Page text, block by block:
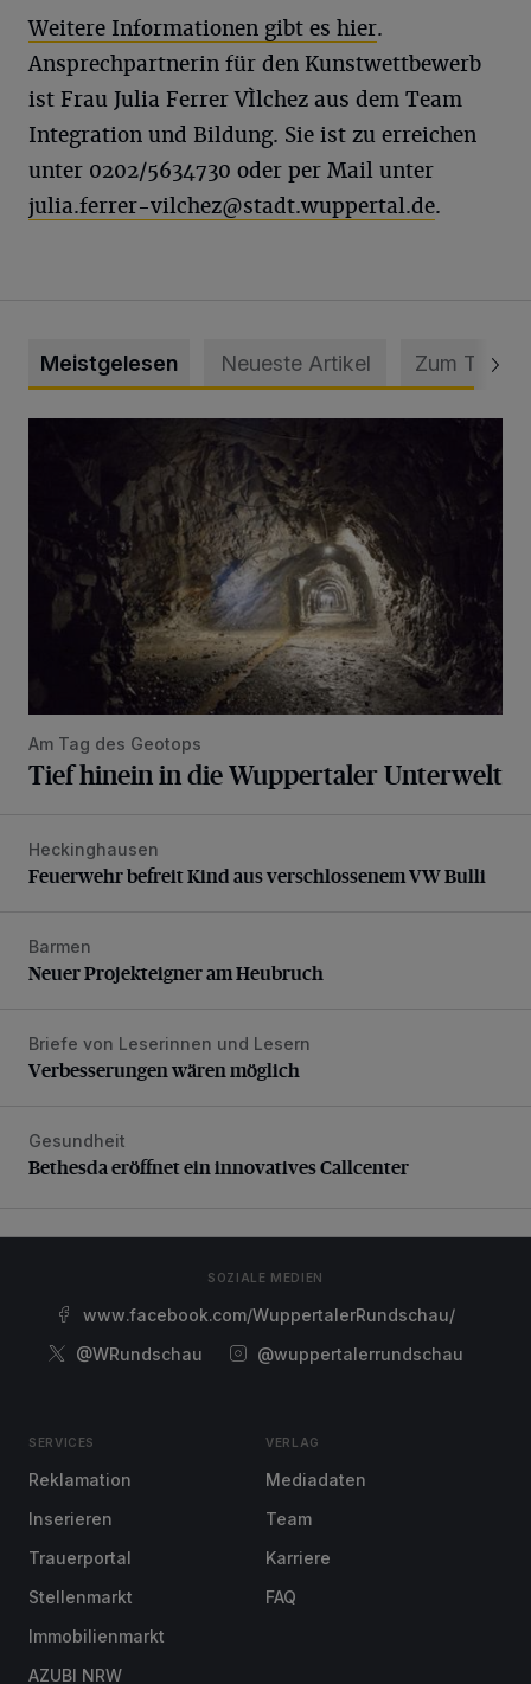
Weitere Informationen gibt es hier.
Ansprechpartnerin für den Kunstwettbewerb
ist Frau Julia Ferrer VÌlchez aus dem Team
Integration und Bildung. Sie ist zu erreichen
unter 0202/5634730 oder per Mail unter
julia.ferrer-vilchez@stadt.wuppertal.de.
Meistgelesen Neueste Artikel Zum Thema
Am Tag des Geotops
Tief hinein in die Wuppertaler Unterwelt
Feuerwehr befreit Kind aus verschlossenem VW Bulli
Heckinghausen
Feuerwehr befreit Kind aus verschlossenem VW Bulli
Neuer Projekteigner am Heubruch
Barmen
Neuer Projekteigner am Heubruch
Verbesserungen wären möglich
Briefe von Leserinnen und Lesern
Verbesserungen wären möglich
Bethesda eröffnet ein innovatives Callcenter
Gesundheit
Bethesda eröffnet ein innovatives Callcenter
SOZIALE MEDIEN
www.facebook.com/WuppertalerRundschau/
@WRundschau
@wuppertalerrundschau
SERVICES
Reklamation
Inserieren
Trauerportal
Stellenmarkt
Immobilienmarkt
AZUBI NRW
VERLAG
Mediadaten
Team
Karriere
FAQ